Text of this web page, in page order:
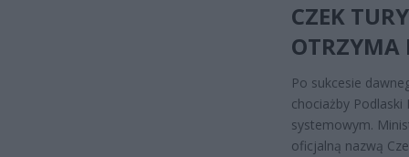
CZEK
OTRZYMA
Po sukcesie
chociażby Podlaski
systemowym.
oficjalną nazwą